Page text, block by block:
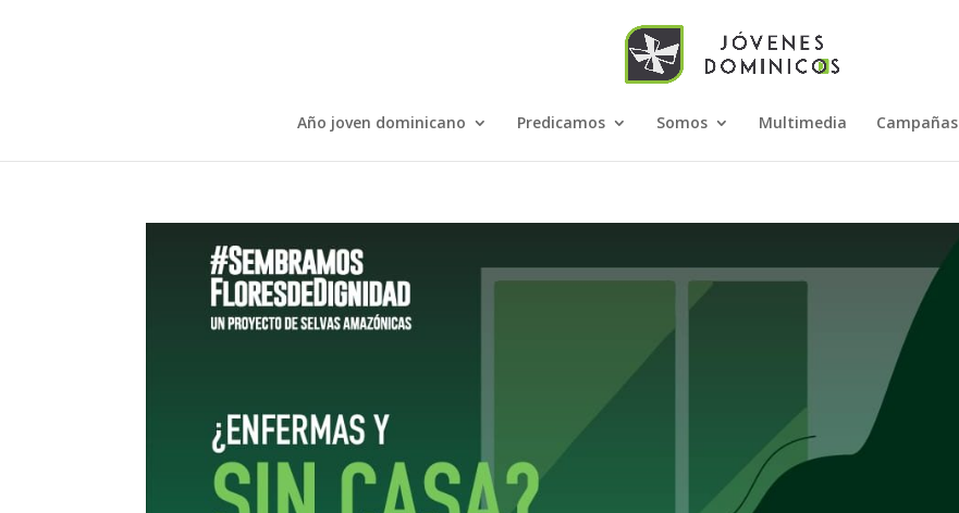
Año joven dominicano Predicamos Somos Multimedia Campañas